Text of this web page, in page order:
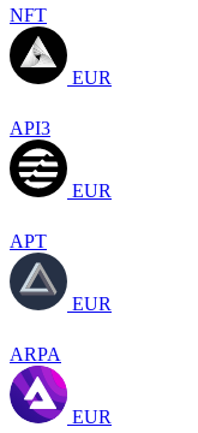
NFT
EUR
API3
EUR
APT
EUR
ARPA
EUR